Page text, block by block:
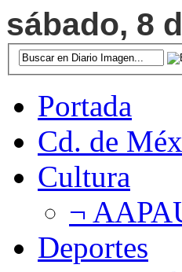
sábado, 8
Portada
Cd. de
Cultura
¬
Deportes